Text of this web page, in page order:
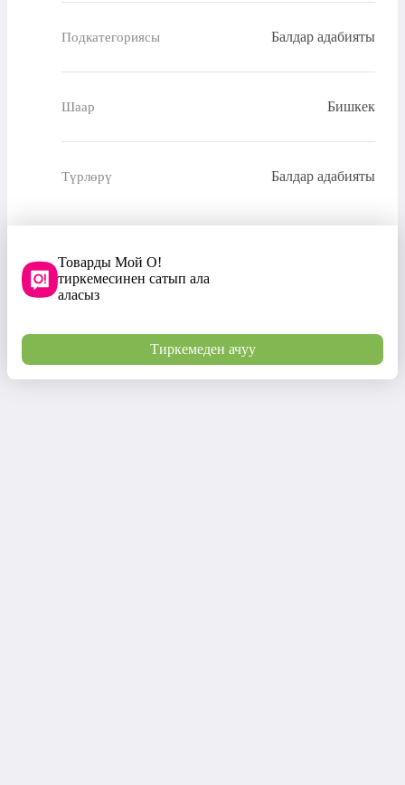
Подкатегориясы Балдар адабияты
Шаар Бишкек
Түрлөрү Балдар адабияты
Товарды Мой О!
тиркемесинен сатып ала
аласыз
Тиркемеден ачуу